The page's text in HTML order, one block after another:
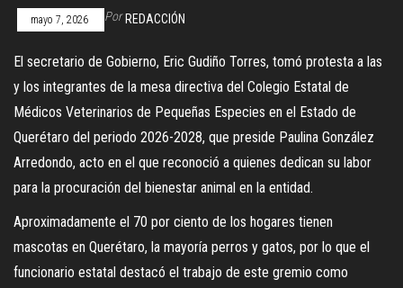
mayo 7, 2026 Por REDACCIÓN
El secretario de Gobierno, Eric Gudiño Torres, tomó protesta a las
y los integrantes de la mesa directiva del Colegio Estatal de
Médicos Veterinarios de Pequeñas Especies en el Estado de
Querétaro del periodo 2026-2028, que preside Paulina González
Arredondo, acto en el que reconoció a quienes dedican su labor
para la procuración del bienestar animal en la entidad.
Aproximadamente el 70 por ciento de los hogares tienen
mascotas en Querétaro, la mayoría perros y gatos, por lo que el
funcionario estatal destacó el trabajo de este gremio como